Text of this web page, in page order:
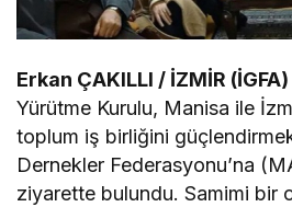
Erkan ÇAKILLI / İZMİR (İGFA)
Yürütme Kurulu, Manisa ile
toplum iş birliğini
Dernekler Federasyonu’na
ziyarette bulundu. Samimi bir